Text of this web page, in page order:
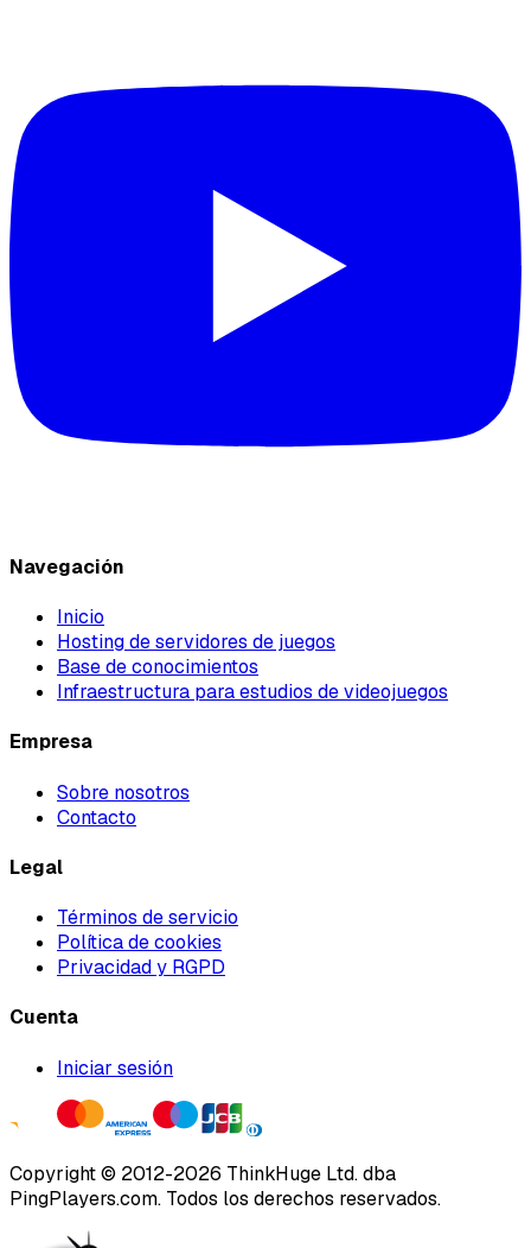
Navegación
Inicio
Hosting de servidores de juegos
Base de conocimientos
Infraestructura para estudios de videojuegos
Empresa
Sobre nosotros
Contacto
Legal
Términos de servicio
Política de cookies
Privacidad y RGPD
Cuenta
Iniciar sesión
Copyright © 2012-2026 ThinkHuge Ltd.dba
PingPlayers.com. Todos los derechos reservados.